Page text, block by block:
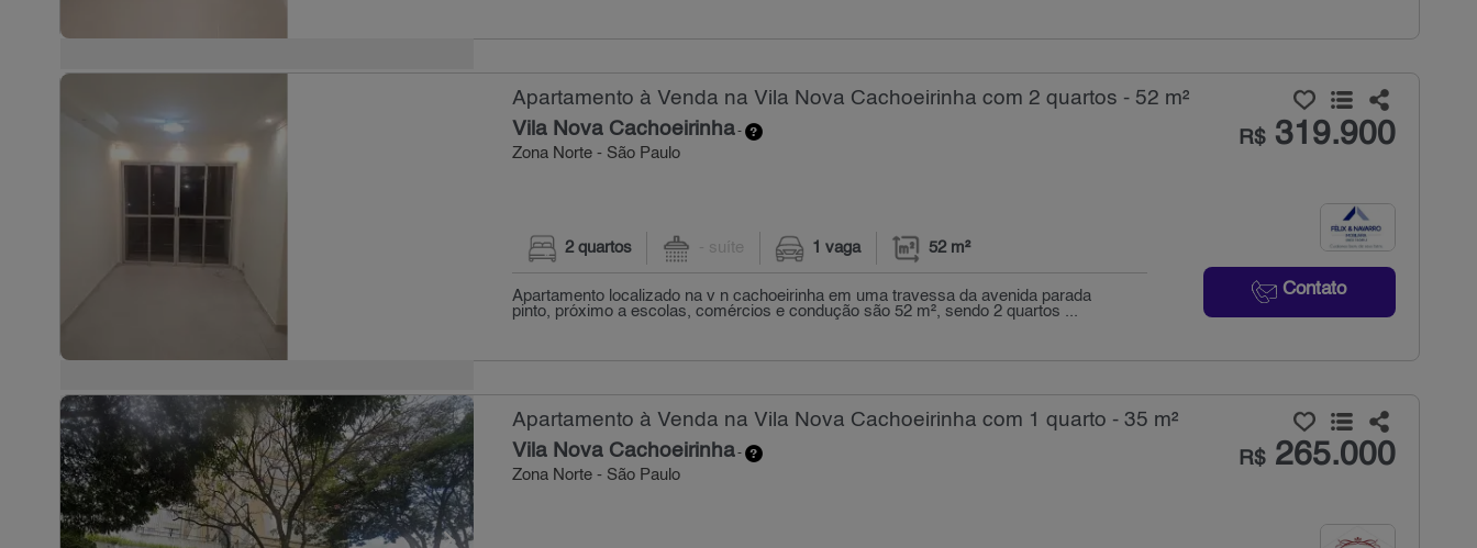
Apartamento à Venda na Vila Nova Cachoeirinha com 2 quartos - 52 m²
Vila Nova Cachoeirinha-
Zona Norte - São Paulo
R$319.900
Contato
2 quartos - suíte 1 vaga 52 m²
Apartamento localizado na v n cachoeirinha em uma travessa da avenida parada
pinto, próximo a escolas, comércios e condução são 52 m², sendo 2 quartos ...
Apartamento à Venda na Vila Nova Cachoeirinha com 1 quarto - 35 m²
Vila Nova Cachoeirinha-
Zona Norte - São Paulo
R$265.000